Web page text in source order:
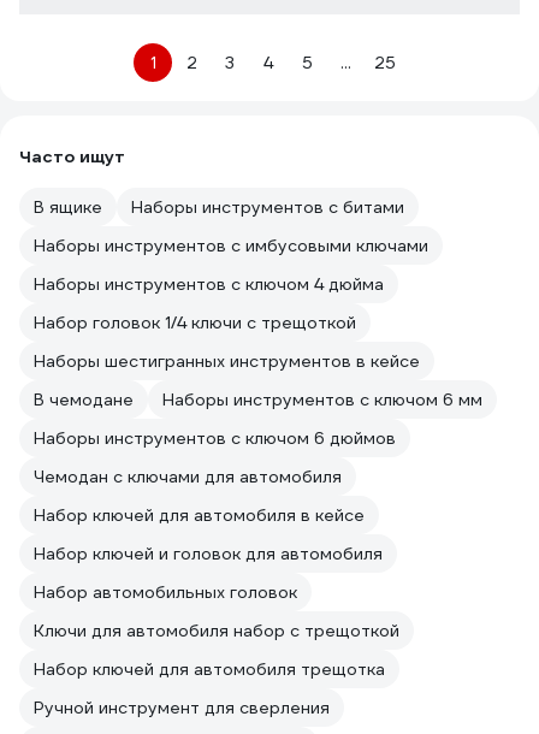
1 2 3 4 5 ... 25
Часто ищут
В ящике
Наборы инструментов с битами
Наборы инструментов с имбусовыми ключами
Наборы инструментов с ключом 4 дюйма
Набор головок 1/4 ключи с трещоткой
Наборы шестигранных инструментов в кейсе
В чемодане
Наборы инструментов с ключом 6 мм
Наборы инструментов с ключом 6 дюймов
Чемодан с ключами для автомобиля
Набор ключей для автомобиля в кейсе
Набор ключей и головок для автомобиля
Набор автомобильных головок
Ключи для автомобиля набор с трещоткой
Набор ключей для автомобиля трещотка
Ручной инструмент для сверления